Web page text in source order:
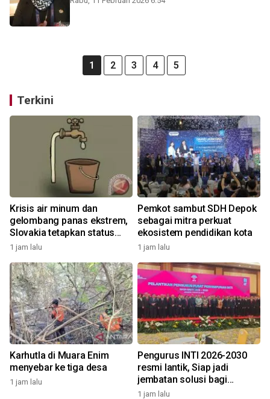
1 2 3 4 5
Terkini
Krisis air minum dan
gelombang panas ekstrem,
Slovakia tetapkan status
darurat
1 jam lalu
Pemkot sambut SDH Depok
sebagai mitra perkuat
ekosistem pendidikan kota
1 jam lalu
Karhutla di Muara Enim
menyebar ke tiga desa
1 jam lalu
Pengurus INTI 2026-2030
resmi lantik, Siap jadi
jembatan solusi bagi
persoalan bangsa
1 jam lalu